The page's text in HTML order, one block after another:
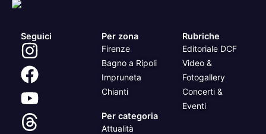
Seguici Per zona
Firenze
Bagno a Ripoli
Impruneta
Chianti
Per categoria
Attualità
Rubriche
Editoriale DCF
Video &
Fotogallery
Concerti &
Eventi